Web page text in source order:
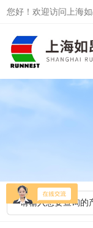
您好！欢迎访问上海